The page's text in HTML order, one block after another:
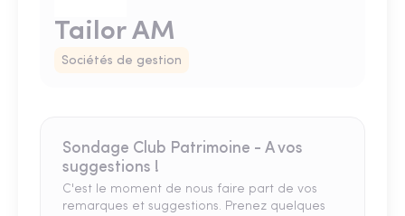
Tailor AM
Sociétés de gestion
Sondage Club Patrimoine - A vos
suggestions !
C'est le moment de nous faire part de vos
remarques et suggestions. Prenez quelques